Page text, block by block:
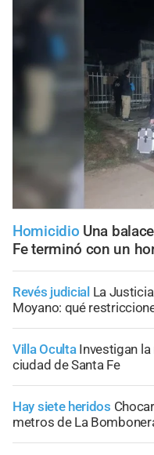
Homicidio Una
Fe terminó con un
Revés judicial La
Moyano: qué
Villa Oculta Investigan
ciudad de Santa Fe
Hay siete heridos
metros de La